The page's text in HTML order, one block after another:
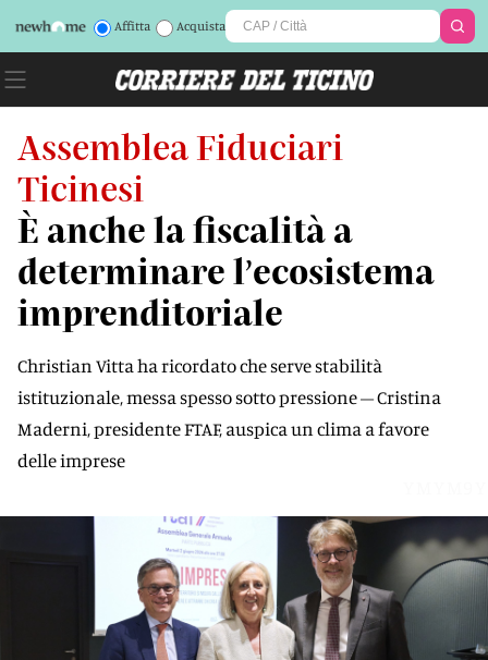
Affitta Acquista
Assemblea Fiduciari
Ticinesi
È anche la fiscalità a
determinare l’ecosistema
imprenditoriale
Christian Vitta ha ricordato che serve stabilità
istituzionale, messa spesso sotto pressione – Cristina
Maderni, presidente FTAF, auspica un clima a favore
delle imprese